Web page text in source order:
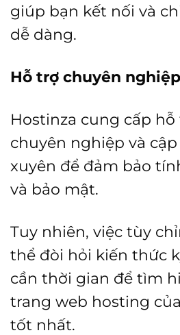
giúp bạn kết nối và
dễ dàng.
Hỗ trợ chuyên nghiệp
Hostinza cung cấp
chuyên nghiệp và
xuyên để đảm bảo
và bảo mật.
Tuy nhiên, việc tùy
thể đòi hỏi kiến thức
cần thời gian để tìm
trang web hosting
tốt nhất.